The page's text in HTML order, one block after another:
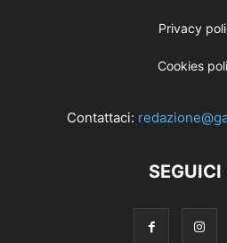
Privacy
Cookies
Contattaci:
SEGUICI